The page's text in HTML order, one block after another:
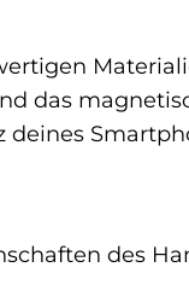
das
des